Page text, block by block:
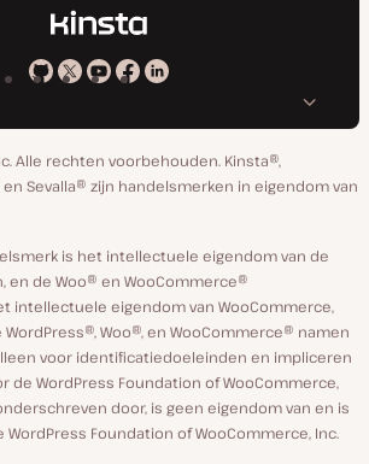
Kinsta
GitHub
Kinsta
X
Kinsta
YouTube
Kinsta
Facebook
Kinsta
Linkedin
Alle rechten voorbehouden. Kinsta®,
en Sevalla® zijn handelsmerken in eigendom van
is het intellectuele eigendom van de
en de Woo® en WooCommerce®
intellectuele eigendom van WooCommerce,
WordPress®, Woo®, en WooCommerce® namen
voor identificatiedoeleinden en impliceren
de WordPress Foundation of WooCommerce,
door, is geen eigendom van en is
Foundation of WooCommerce, Inc.